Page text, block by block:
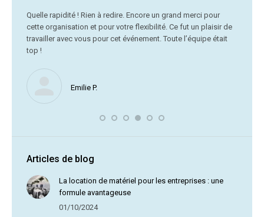
Quelle rapidité ! Rien à redire. Encore un grand merci pour
cette organisation et pour votre flexibilité. Ce fut un plaisir de
travailler avec vous pour cet événement. Toute l’équipe était
top !
Emilie P.
Articles de blog
La location de matériel pour les entreprises : une
formule avantageuse
01/10/2024